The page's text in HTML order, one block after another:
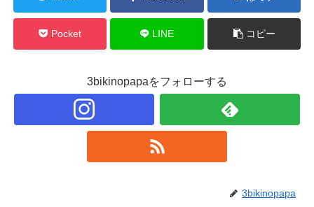
Pocket LINE コピー
3bikinopapaをフォローする
3bikinopapa